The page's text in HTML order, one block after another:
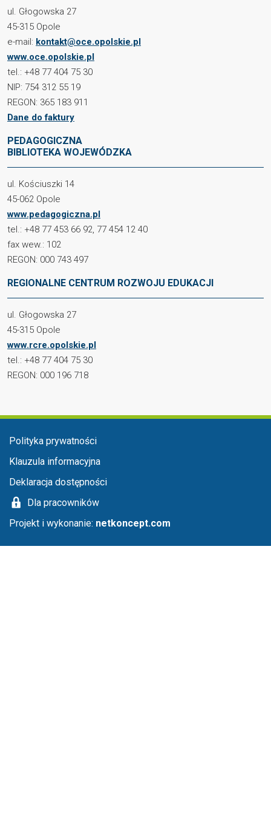
ul. Głogowska 27
45-315 Opole
e-mail: kontakt@oce.opolskie.pl
www.oce.opolskie.pl
tel.: +48 77 404 75 30
NIP: 754 312 55 19
REGON: 365 183 911
Dane do faktury
PEDAGOGICZNA
BIBLIOTEKA WOJEWÓDZKA
ul. Kościuszki 14
45-062 Opole
www.pedagogiczna.pl
tel.: +48 77 453 66 92, 77 454 12 40
fax wew.: 102
REGON: 000 743 497
REGIONALNE CENTRUM ROZWOJU EDUKACJI
ul. Głogowska 27
45-315 Opole
www.rcre.opolskie.pl
tel.: +48 77 404 75 30
REGON: 000 196 718
Menu stopka
Polityka prywatności
Klauzula informacyjna
Deklaracja dostępności
Dla pracowników
Projekt i wykonanie: netkoncept.com